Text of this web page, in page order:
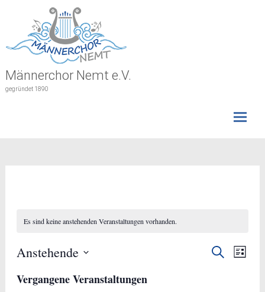
content
Männerchor Nemt e.V.
gegründet 1890
Es sind keine anstehenden Veranstaltungen vorhanden.
SucheListe
Anstehende
wählen.
Vergangene Veranstaltungen